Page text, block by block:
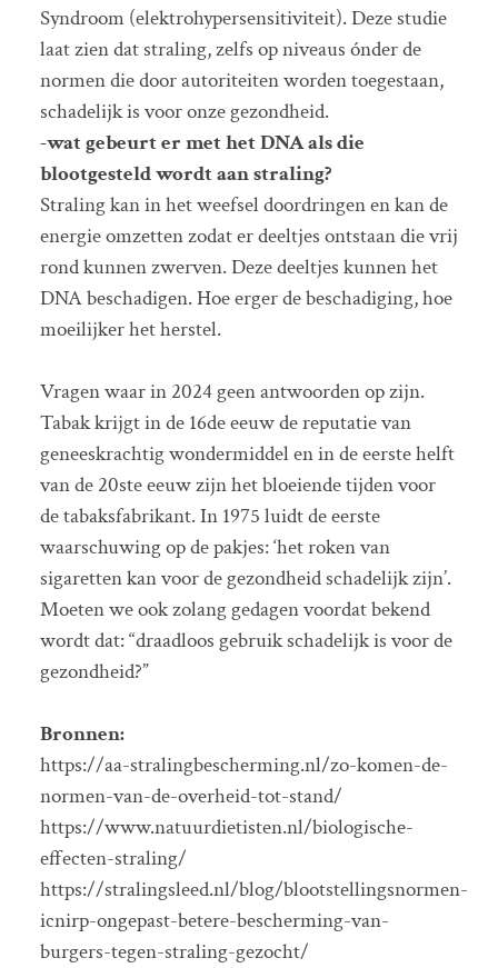
Syndroom (elektrohypersensitiviteit). Deze studie
laat zien dat straling, zelfs op niveaus ónder de
normen die door autoriteiten worden toegestaan,
schadelijk is voor onze gezondheid.
-wat gebeurt er met het DNA als die
blootgesteld wordt aan straling?
Straling kan in het weefsel doordringen en kan de
energie omzetten zodat er deeltjes ontstaan die vrij
rond kunnen zwerven. Deze deeltjes kunnen het
DNA beschadigen. Hoe erger de beschadiging, hoe
moeilijker het herstel.
Vragen waar in 2024 geen antwoorden op zijn.
Tabak krijgt in de 16de eeuw de reputatie van
geneeskrachtig wondermiddel en in de eerste helft
van de 20ste eeuw zijn het bloeiende tijden voor
de tabaksfabrikant. In 1975 luidt de eerste
waarschuwing op de pakjes: ‘het roken van
sigaretten kan voor de gezondheid schadelijk zijn’.
Moeten we ook zolang gedagen voordat bekend
wordt dat: “draadloos gebruik schadelijk is voor de
gezondheid?”
Bronnen:
https://aa-stralingbescherming.nl/zo-komen-de-
normen-van-de-overheid-tot-stand/
https://www.natuurdietisten.nl/biologische-
effecten-straling/
https://stralingsleed.nl/blog/blootstellingsnormen-
icnirp-ongepast-betere-bescherming-van-
burgers-tegen-straling-gezocht/